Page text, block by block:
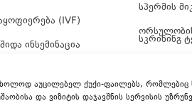
აუცილებელ ქუქი-ფაილებს, რომლებიც
და ვიზიტის დაჯავშნის სერვისის
(IVF)
ინსემინაცია
გამოკვლევა
სპერმის
სკრინინგ